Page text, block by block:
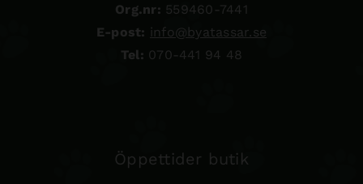
Org.nr: 559460-7441
E-post: info@byatassar.se
Tel: 070-441 94 48
Öppettider butik